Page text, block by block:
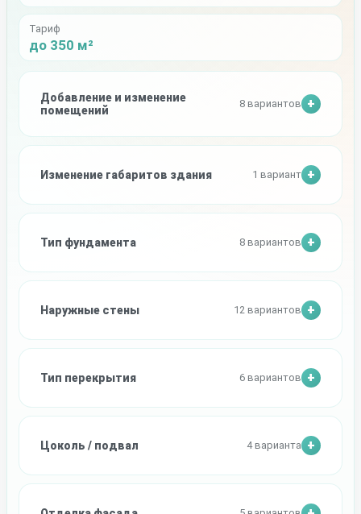
Тариф
до 350 м²
Добавление и изменение
помещений
8 вариантов
Изменение габаритов здания 1 вариант
Тип фундамента 8 вариантов
Наружные стены 12 вариантов
Тип перекрытия 6 вариантов
Цоколь / подвал 4 варианта